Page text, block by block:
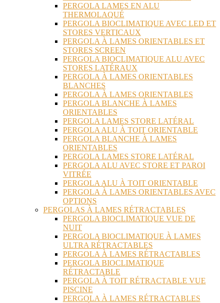
PERGOLA LAMES EN ALU
THERMOLAQUÉ
PERGOLA BIOCLIMATIQUE AVEC LED ET
STORES VERTICAUX
PERGOLA À LAMES ORIENTABLES ET
STORES SCREEN
PERGOLA BIOCLIMATIQUE ALU AVEC
STORES LATÉRAUX
PERGOLA À LAMES ORIENTABLES
BLANCHES
PERGOLA À LAMES ORIENTABLES
PERGOLA BLANCHE À LAMES
ORIENTABLES
PERGOLA LAMES STORE LATÉRAL
PERGOLA ALU À TOIT ORIENTABLE
PERGOLA BLANCHE À LAMES
ORIENTABLES
PERGOLA LAMES STORE LATÉRAL
PERGOLA ALU AVEC STORE ET PAROI
VITRÉE
PERGOLA ALU À TOIT ORIENTABLE
PERGOLA À LAMES ORIENTABLES AVEC
OPTIONS
PERGOLAS À LAMES RÉTRACTABLES
PERGOLA BIOCLIMATIQUE VUE DE
NUIT
PERGOLA BIOCLIMATIQUE À LAMES
ULTRA RÉTRACTABLES
PERGOLA À LAMES RÉTRACTABLES
PERGOLA BIOCLIMATIQUE
RÉTRACTABLE
PERGOLA À TOIT RÉTRACTABLE VUE
PISCINE
PERGOLA À LAMES RÉTRACTABLES